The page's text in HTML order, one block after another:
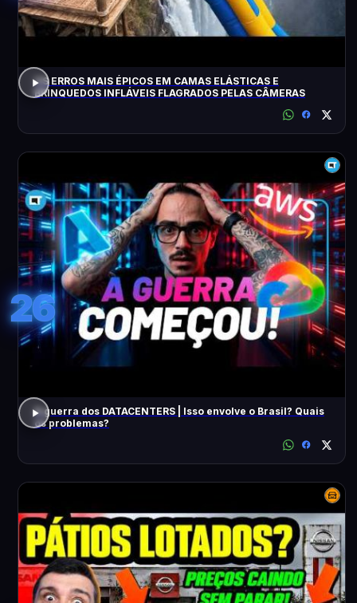
OS ERROS MAIS ÉPICOS EM CAMAS ELÁSTICAS E
BRINQUEDOS INFLÁVEIS FLAGRADOS PELAS CÂMERAS
26
A guerra dos DATACENTERS | Isso envolve o Brasil? Quais
os problemas?